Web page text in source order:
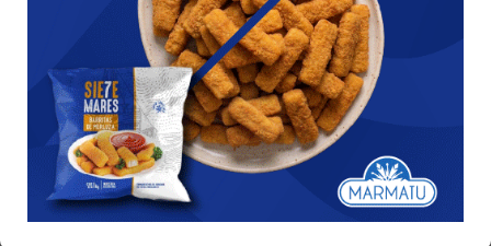
TARTAS SALADAS
Ver 20 artículos
Recomendados
Filtrando por: Tartas saladas